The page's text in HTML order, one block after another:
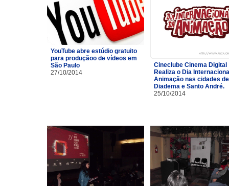
YouTube abre estúdio gratuito
para produçãoo de vídeos em
São Paulo
27/10/2014
Cineclube Cinema Digital
Realiza o Dia
Animação nas cidades de
Diadema e Santo André.
25/10/2014